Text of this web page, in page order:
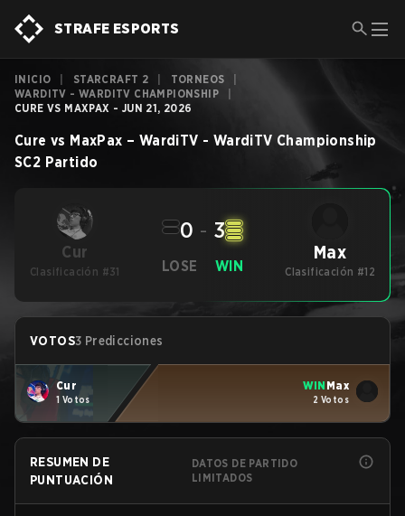
STRAFE ESPORTS
INICIO STARCRAFT 2 TORNEOS
WARDITV - WARDITV CHAMPIONSHIP
CURE VS MAXPAX - JUN 21, 2026
Cure vs MaxPax – WardiTV - WardiTV Championship
SC2 Partido
Cur
Clasificación #31 LOSE
0 - 3
WIN
Max
Clasificación #12
VOTOS3 Predicciones
Cur
1 Votos
WIN Max
2 Votos
RESUMEN DE
PUNTUACIÓN
DATOS DE PARTIDO
LIMITADOS